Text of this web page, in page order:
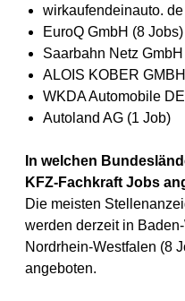
wirkaufendeinauto.
EuroQ GmbH (8 Jobs)
Saarbahn Netz
ALOIS KOBER
WKDA Automobile
Autoland AG (1 Job)
In welchen
KFZ-Fachkraft Jobs
Die meisten
werden derzeit in
Nordrhein-Westfalen (8
angeboten.